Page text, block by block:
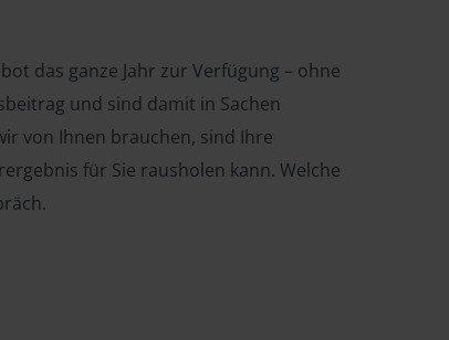
das ganze Jahr zur Verfügung – ohne
und sind damit in Sachen
von Ihnen brauchen, sind Ihre
für Sie rausholen kann. Welche